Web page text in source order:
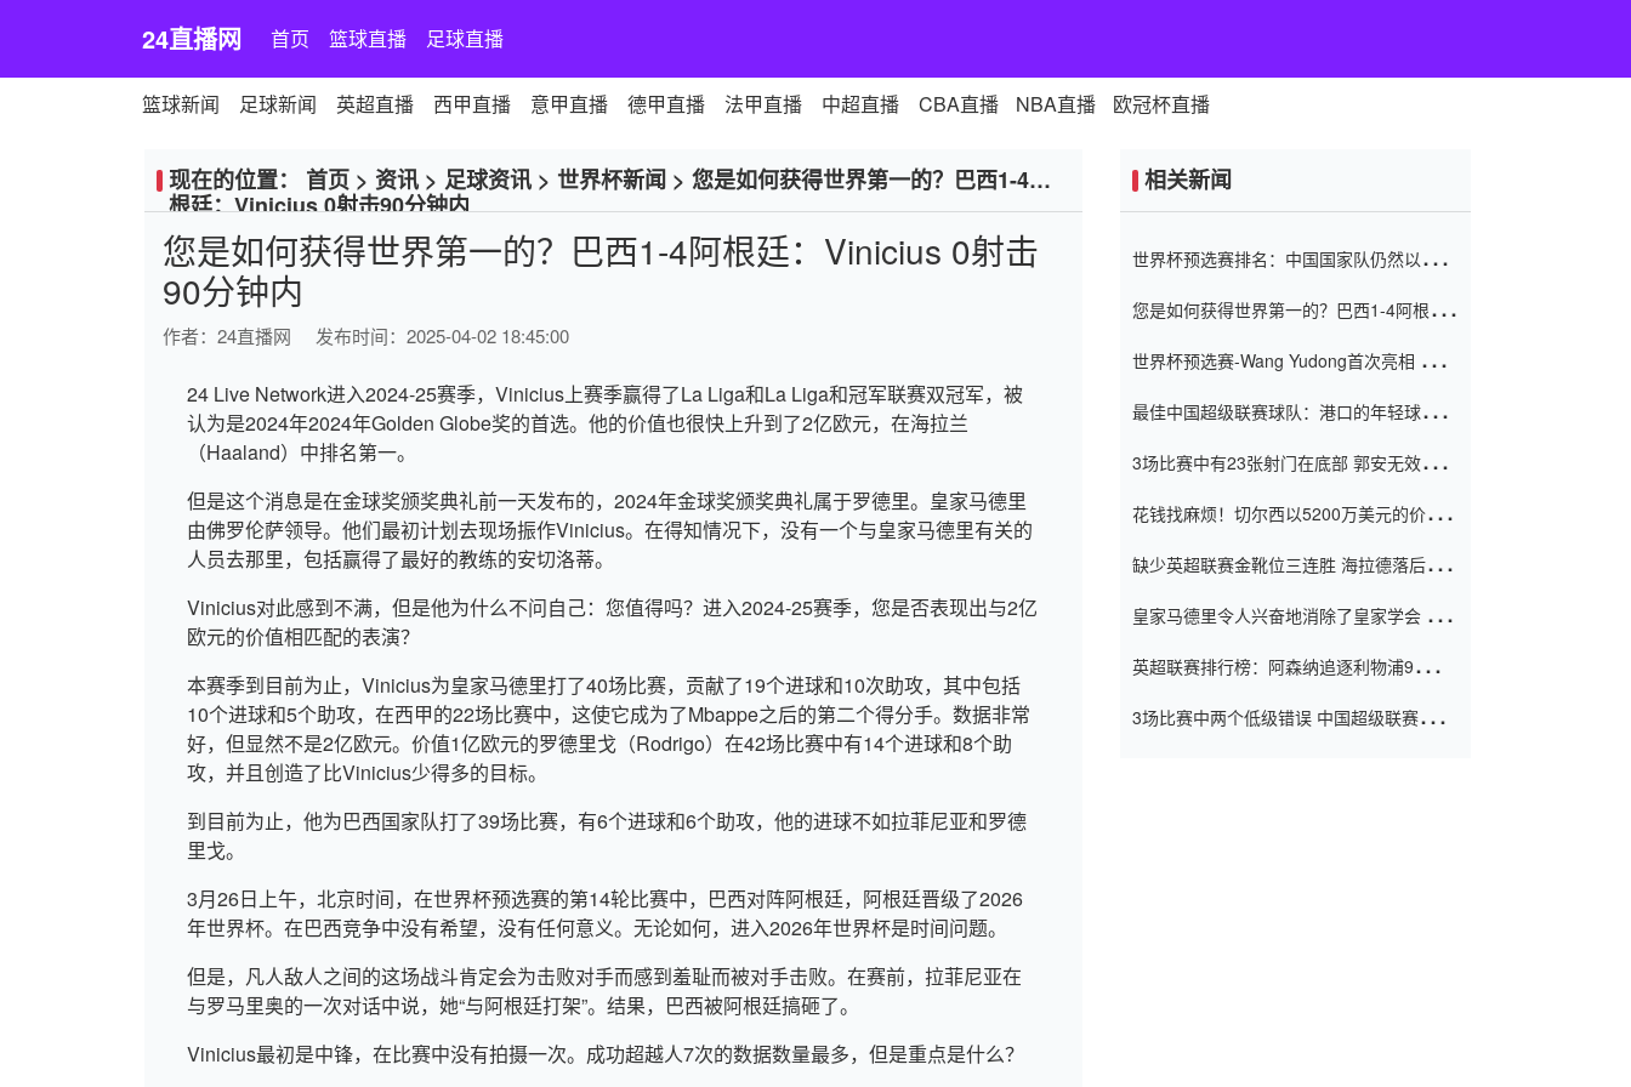
24直播网 首页 篮球直播 足球直播
篮球新闻 足球新闻 英超直播 西甲直播 意甲直播 德甲直播 法甲直播 中超直播 CBA直播 NBA直播 欧冠杯直播
现在的位置： 首页 > 资讯 > 足球资讯 > 世界杯新闻 > 您是如何获得世界第一的？巴西1-4阿
根廷：Vinicius 0射击90分钟内
您是如何获得世界第一的？巴西1-4阿根廷：Vinicius 0射击
90分钟内
作者： 24直播网 发布时间：2025-04-02 18:45:00
24 Live Network进入2024-25赛季，Vinicius上赛季赢得了La Liga和La Liga和冠军联赛双冠军，被
认为是2024年2024年Golden Globe奖的首选。他的价值也很快上升到了2亿欧元，在海拉兰
（Haaland）中排名第一。
但是这个消息是在金球奖颁奖典礼前一天发布的，2024年金球奖颁奖典礼属于罗德里。皇家马德里
由佛罗伦萨领导。他们最初计划去现场振作Vinicius。在得知情况下，没有一个与皇家马德里有关的
人员去那里，包括赢得了最好的教练的安切洛蒂。
Vinicius对此感到不满，但是他为什么不问自己：您值得吗？进入2024-25赛季，您是否表现出与2亿
欧元的价值相匹配的表演？
本赛季到目前为止，Vinicius为皇家马德里打了40场比赛，贡献了19个进球和10次助攻，其中包括
10个进球和5个助攻，在西甲的22场比赛中，这使它成为了Mbappe之后的第二个得分手。数据非常
好，但显然不是2亿欧元。价值1亿欧元的罗德里戈（Rodrigo）在42场比赛中有14个进球和8个助
攻，并且创造了比Vinicius少得多的目标。
到目前为止，他为巴西国家队打了39场比赛，有6个进球和6个助攻，他的进球不如拉菲尼亚和罗德
里戈。
3月26日上午，北京时间，在世界杯预选赛的第14轮比赛中，巴西对阵阿根廷，阿根廷晋级了2026
年世界杯。在巴西竞争中没有希望，没有任何意义。无论如何，进入2026年世界杯是时间问题。
但是，凡人敌人之间的这场战斗肯定会为击败对手而感到羞耻而被对手击败。在赛前，拉菲尼亚在
与罗马里奥的一次对话中说，她“与阿根廷打架”。结果，巴西被阿根廷搞砸了。
Vinicius最初是中锋，在比赛中没有拍摄一次。成功超越人7次的数据数量最多，但是重点是什么？
相关新闻
世界杯预选赛排名：中国国家队仍然以6分
您是如何获得世界第一的？巴西1-4阿根
世界杯预选赛-Wang Yudong首次亮相 中国
最佳中国超级联赛球队：港口的年轻球员在
（Taishan）
3场比赛中有23张射门在底部 郭安无效传球
花钱找麻烦！切尔西以5200万美元的价格
窗口
缺少英超联赛金靴位三连胜 海拉德落后6球
皇家马德里令人兴奋地消除了皇家学会 安
英超联赛排行榜：阿森纳追逐利物浦9分 曼
3场比赛中两个低级错误 中国超级联赛的前